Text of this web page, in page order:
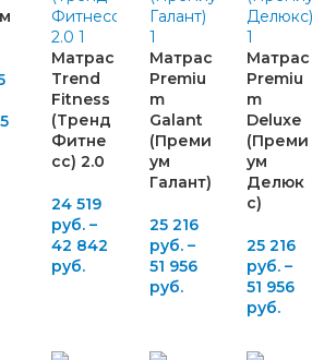
Матрас
Trend
Fitness
(Тренд
Фитне
сс) 2.0
24 519
руб. –
42 842
руб.
Матрас
Premiu
m
Galant
(Преми
ум
Галант)
25 216
руб. –
51 956
руб.
Матрас
Premiu
m
Deluxe
(Преми
ум
Делюк
с)
25 216
руб. –
51 956
руб.